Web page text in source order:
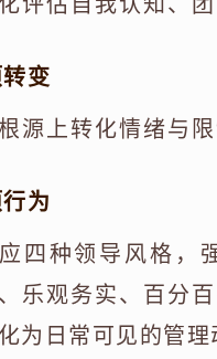
变
源上转化情绪与限
为
四种领导风格，
乐观务实、百分
为日常可见的管理